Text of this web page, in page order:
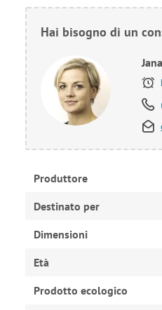
Hai bisogno di un
Produttore
Destinato per
Dimensioni
Età
Prodotto ecologico